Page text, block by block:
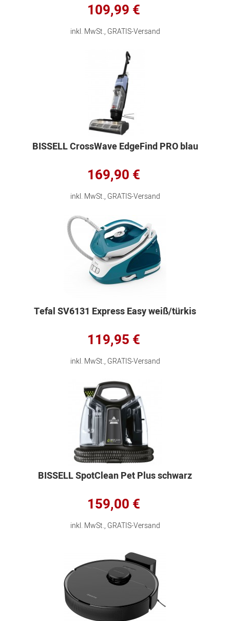
109,99 €
inkl. MwSt., GRATIS-Versand
BISSELL CrossWave EdgeFind PRO blau
169,90 €
inkl. MwSt., GRATIS-Versand
Tefal SV6131 Express Easy weiß/türkis
119,95 €
inkl. MwSt., GRATIS-Versand
BISSELL SpotClean Pet Plus schwarz
159,00 €
inkl. MwSt., GRATIS-Versand